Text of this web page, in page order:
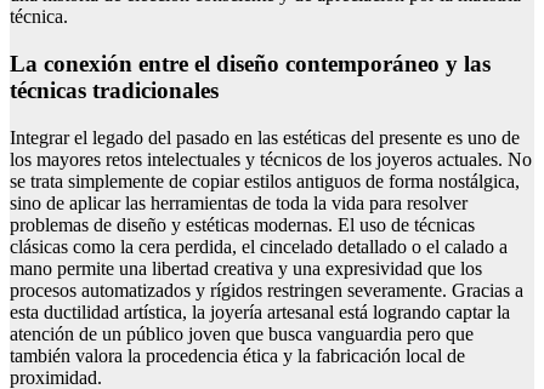
técnica.
La conexión entre el diseño contemporáneo y las
técnicas tradicionales
Integrar el legado del pasado en las estéticas del presente es uno de
los mayores retos intelectuales y técnicos de los joyeros actuales. No
se trata simplemente de copiar estilos antiguos de forma nostálgica,
sino de aplicar las herramientas de toda la vida para resolver
problemas de diseño y estéticas modernas. El uso de técnicas
clásicas como la cera perdida, el cincelado detallado o el calado a
mano permite una libertad creativa y una expresividad que los
procesos automatizados y rígidos restringen severamente. Gracias a
esta ductilidad artística, la joyería artesanal está logrando captar la
atención de un público joven que busca vanguardia pero que
también valora la procedencia ética y la fabricación local de
proximidad.